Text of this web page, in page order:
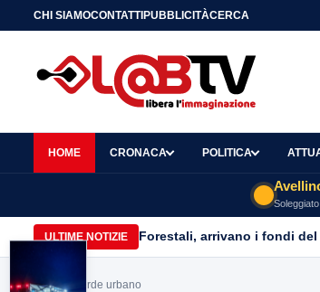
CHI SIAMOCONTATTIPUBBLICITÀCERCA
HOME CRONACA POLITICA
Soleggiato
ULTIME NOTIZIE Forestali, arrivano i fondi
Home> verde urbano